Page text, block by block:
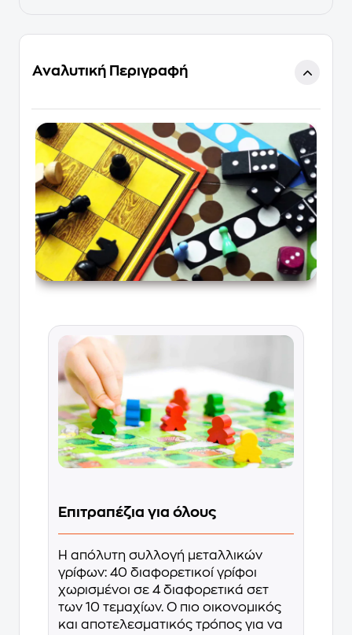
Αναλυτική Περιγραφή
Επιτραπέζια για όλους
Η απόλυτη συλλογή μεταλλικών
γρίφων: 40 διαφορετικοί γρίφοι
χωρισμένοι σε 4 διαφορετικά σετ
των 10 τεμαχίων. O πιο οικονομικός
και αποτελεσματικός τρόπος για να